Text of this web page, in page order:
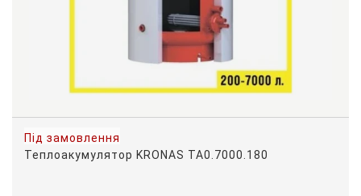
Під замовлення
Теплоакумулятор KRONAS ТА0.7000.180